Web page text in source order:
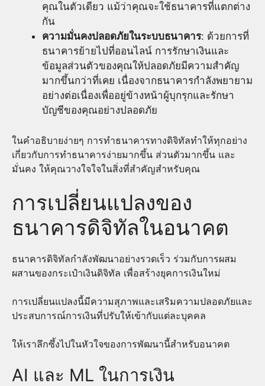
คุณในตัวเดียว แม้ว่าคุณจะใช้ธนาคารที่แตกต่าง
กัน
ความมั่นคงปลอดภัยในระบบธนาคาร: ด้วยการที่
ธนาคารย้ายไปที่ออนไลน์ การรักษาเงินและ
ข้อมูลส่วนตัวของคุณให้ปลอดภัยมีความสำคัญ
มากขึ้นกว่าที่เคย เนื่องจากธนาคารกำลังพยายาม
อย่างต่อเนื่องเพื่ออยู่ข้างหน้าผู้บุกรุกและรักษา
บัญชีของคุณอย่างปลอดภัย
ในคำอธิบายง่ายๆ การทำธนาคารทางดิจิทัลทำให้ทุกอย่าง
เกี่ยวกับการทำธนาคารง่ายมากขึ้น ส่วนตัวมากขึ้น และ
มั่นคง ให้คุณวางใจใจในสิ่งที่สำคัญสำหรับคุณ
การเปลี่ยนแปลงของ
ธนาคารดิจิทัลในอนาคต
ธนาคารดิจิทัลกำลังพัฒนาอย่างรวดเร็ว ร่วมกับการผสม
ผสานของกระเป๋าเงินดิจิทัล เพื่อสร้างยุคการเงินใหม่
การเปลี่ยนแปลงนี้มีความสุภาพและเสริมความปลอดภัยและ
ประสบการณ์การเงินที่ปรับให้เข้ากับแต่ละบุคคล
ให้เราลึกซึ้งไปในหัวใจของการพัฒนานี้สำหรับอนาคต
AI และ ML ในการเงิน